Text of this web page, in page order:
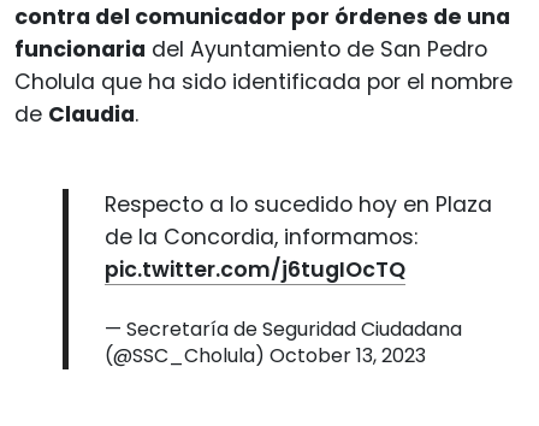
contra del comunicador por órdenes de una
funcionaria del Ayuntamiento de San Pedro
Cholula que ha sido identificada por el nombre
de Claudia.
Respecto a lo sucedido hoy en Plaza
de la Concordia, informamos:
pic.twitter.com/j6tugIOcTQ
— Secretaría de Seguridad Ciudadana
(@SSC_Cholula) October 13, 2023